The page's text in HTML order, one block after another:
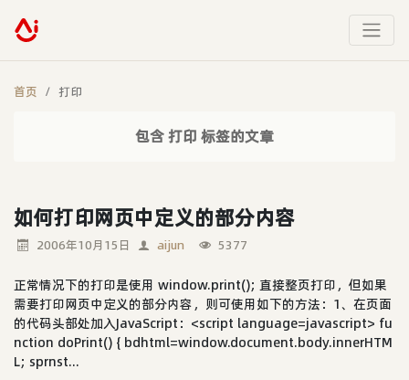
首页 打印
包含 打印 标签的文章
如何打印网页中定义的部分内容
2006年10月15日 aijun 5377
正常情况下的打印是使用 window.print(); 直接整页打印，但如果
需要打印网页中定义的部分内容，则可使用如下的方法：1、在页面
的代码头部处加入JavaScript：<script language=javascript> fu
nction doPrint() { bdhtml=window.document.body.innerHTM
L; sprnst...